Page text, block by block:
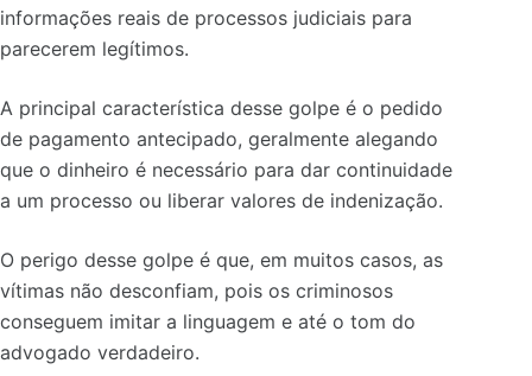
informações reais de processos judiciais para
parecerem legítimos.
A principal característica desse golpe é o pedido
de pagamento antecipado, geralmente alegando
que o dinheiro é necessário para dar continuidade
a um processo ou liberar valores de indenização.
O perigo desse golpe é que, em muitos casos, as
vítimas não desconfiam, pois os criminosos
conseguem imitar a linguagem e até o tom do
advogado verdadeiro.